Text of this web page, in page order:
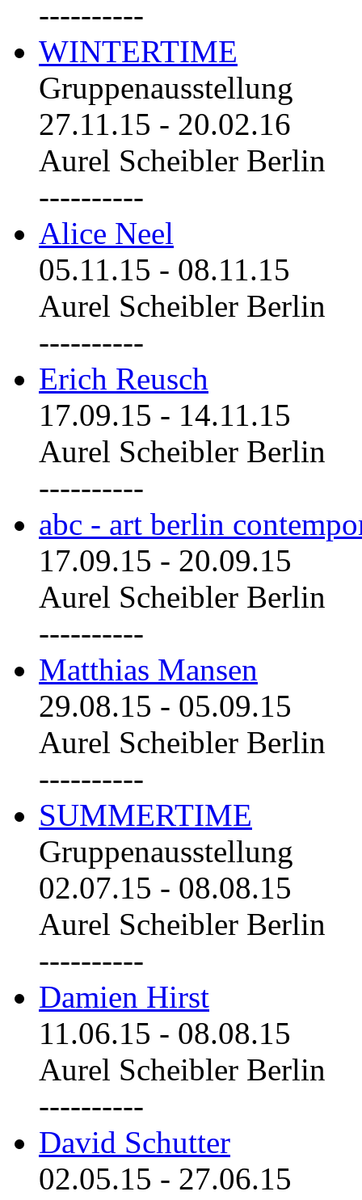
----------
WINTERTIME
Gruppenausstellung
27.11.15 - 20.02.16
Aurel Scheibler Berlin
----------
Alice Neel
05.11.15 - 08.11.15
Aurel Scheibler Berlin
----------
Erich Reusch
17.09.15 - 14.11.15
Aurel Scheibler Berlin
----------
abc - art berlin
17.09.15 - 20.09.15
Aurel Scheibler Berlin
----------
Matthias Mansen
29.08.15 - 05.09.15
Aurel Scheibler Berlin
----------
SUMMERTIME
Gruppenausstellung
02.07.15 - 08.08.15
Aurel Scheibler Berlin
----------
Damien Hirst
11.06.15 - 08.08.15
Aurel Scheibler Berlin
----------
David Schutter
02.05.15 - 27.06.15